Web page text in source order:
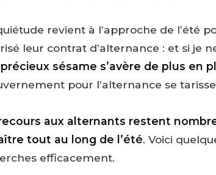
revient à l’approche de l’été
leur contrat d’alternance : et si je
sésame s’avère de plus en
pour l’alternance se
aux alternants restent
tout au long de l’été. Voici
efficacement.